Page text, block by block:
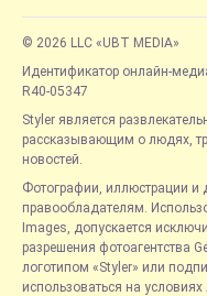
© 2026 LLC «UBT MEDIA»
Идентификатор онлайн-
R40-05347
Styler является
рассказывающим о людях,
новостей.
Фотографии, иллюстрации и
правообладателям.
Images, допускается
разрешения фотоагентства
логотипом «Styler» или
использоваться на